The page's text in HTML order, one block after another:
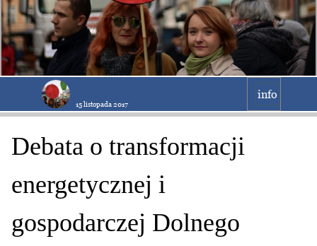
15 listopada 2017
info
Debata o transformacji
energetycznej i
gospodarczej Dolnego